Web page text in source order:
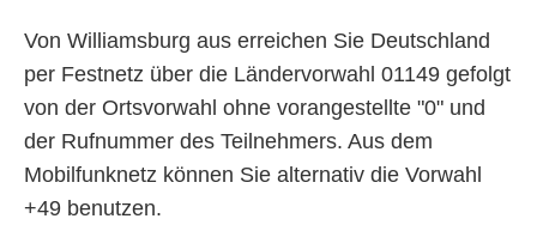
Von Williamsburg aus erreichen Sie Deutschland
per Festnetz über die Ländervorwahl 01149 gefolgt
von der Ortsvorwahl ohne vorangestellte "0" und
der Rufnummer des Teilnehmers. Aus dem
Mobilfunknetz können Sie alternativ die Vorwahl
+49 benutzen.